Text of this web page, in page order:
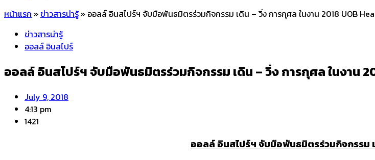
หน้าแรก »ข่าวสารน่ารู้» ออลล์ อินสไปร์ฯ จับมือพันธมิตรร่วมกิจกรรม เดิน – วิ่ง การกุศล ในงาน 2018 UOB
ข่าวสารน่ารู้
ออลล์ อินสไปร์
ออลล์ อินสไปร์ฯ จับมือพันธมิตรร่วมกิจกรรม เดิน – วิ่ง การกุศล ในงาน
July 9, 2018
4:13 pm
1421
ออลล์ อินสไปร์ฯ จับมือพันธมิตรร่วมกิจกรรม